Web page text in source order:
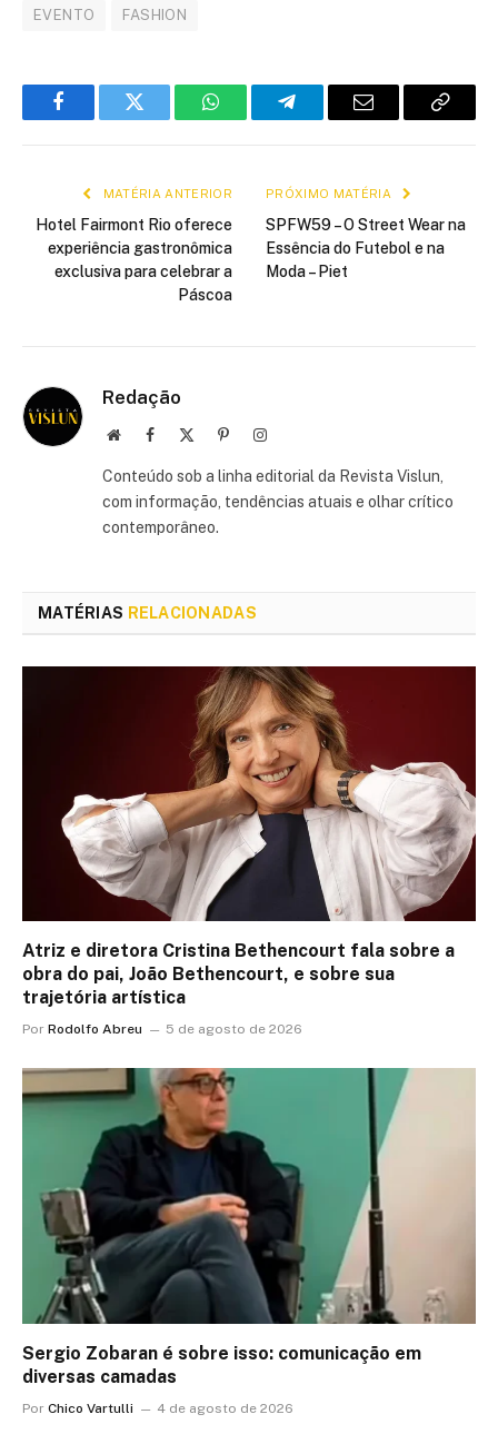
EVENTO FASHION
FacebookTwitter WhatsAppTelegramE-
Copiar
MATÉRIA ANTERIOR
Hotel Fairmont Rio oferece
experiência gastronômica
exclusiva para celebrar a
Páscoa
PRÓXIMO MATÉRIA
SPFW59 – O Street Wear na
Essência do Futebol e na
Moda – Piet
Redação
Site Facebook PinterestInstagram
Conteúdo sob a linha editorial da Revista Vislun,
com informação, tendências atuais e olhar crítico
contemporâneo.
MATÉRIAS RELACIONADAS
Atriz e diretora Cristina Bethencourt fala sobre a
obra do pai, João Bethencourt, e sobre sua
trajetória artística
Por Rodolfo Abreu 5 de agosto de 2026
Sergio Zobaran é sobre isso: comunicação em
diversas camadas
Por Chico Vartulli 4 de agosto de 2026